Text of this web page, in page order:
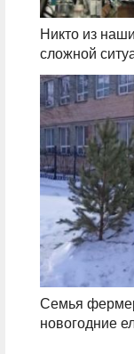
Никто из
сложной
Семья
новогодние